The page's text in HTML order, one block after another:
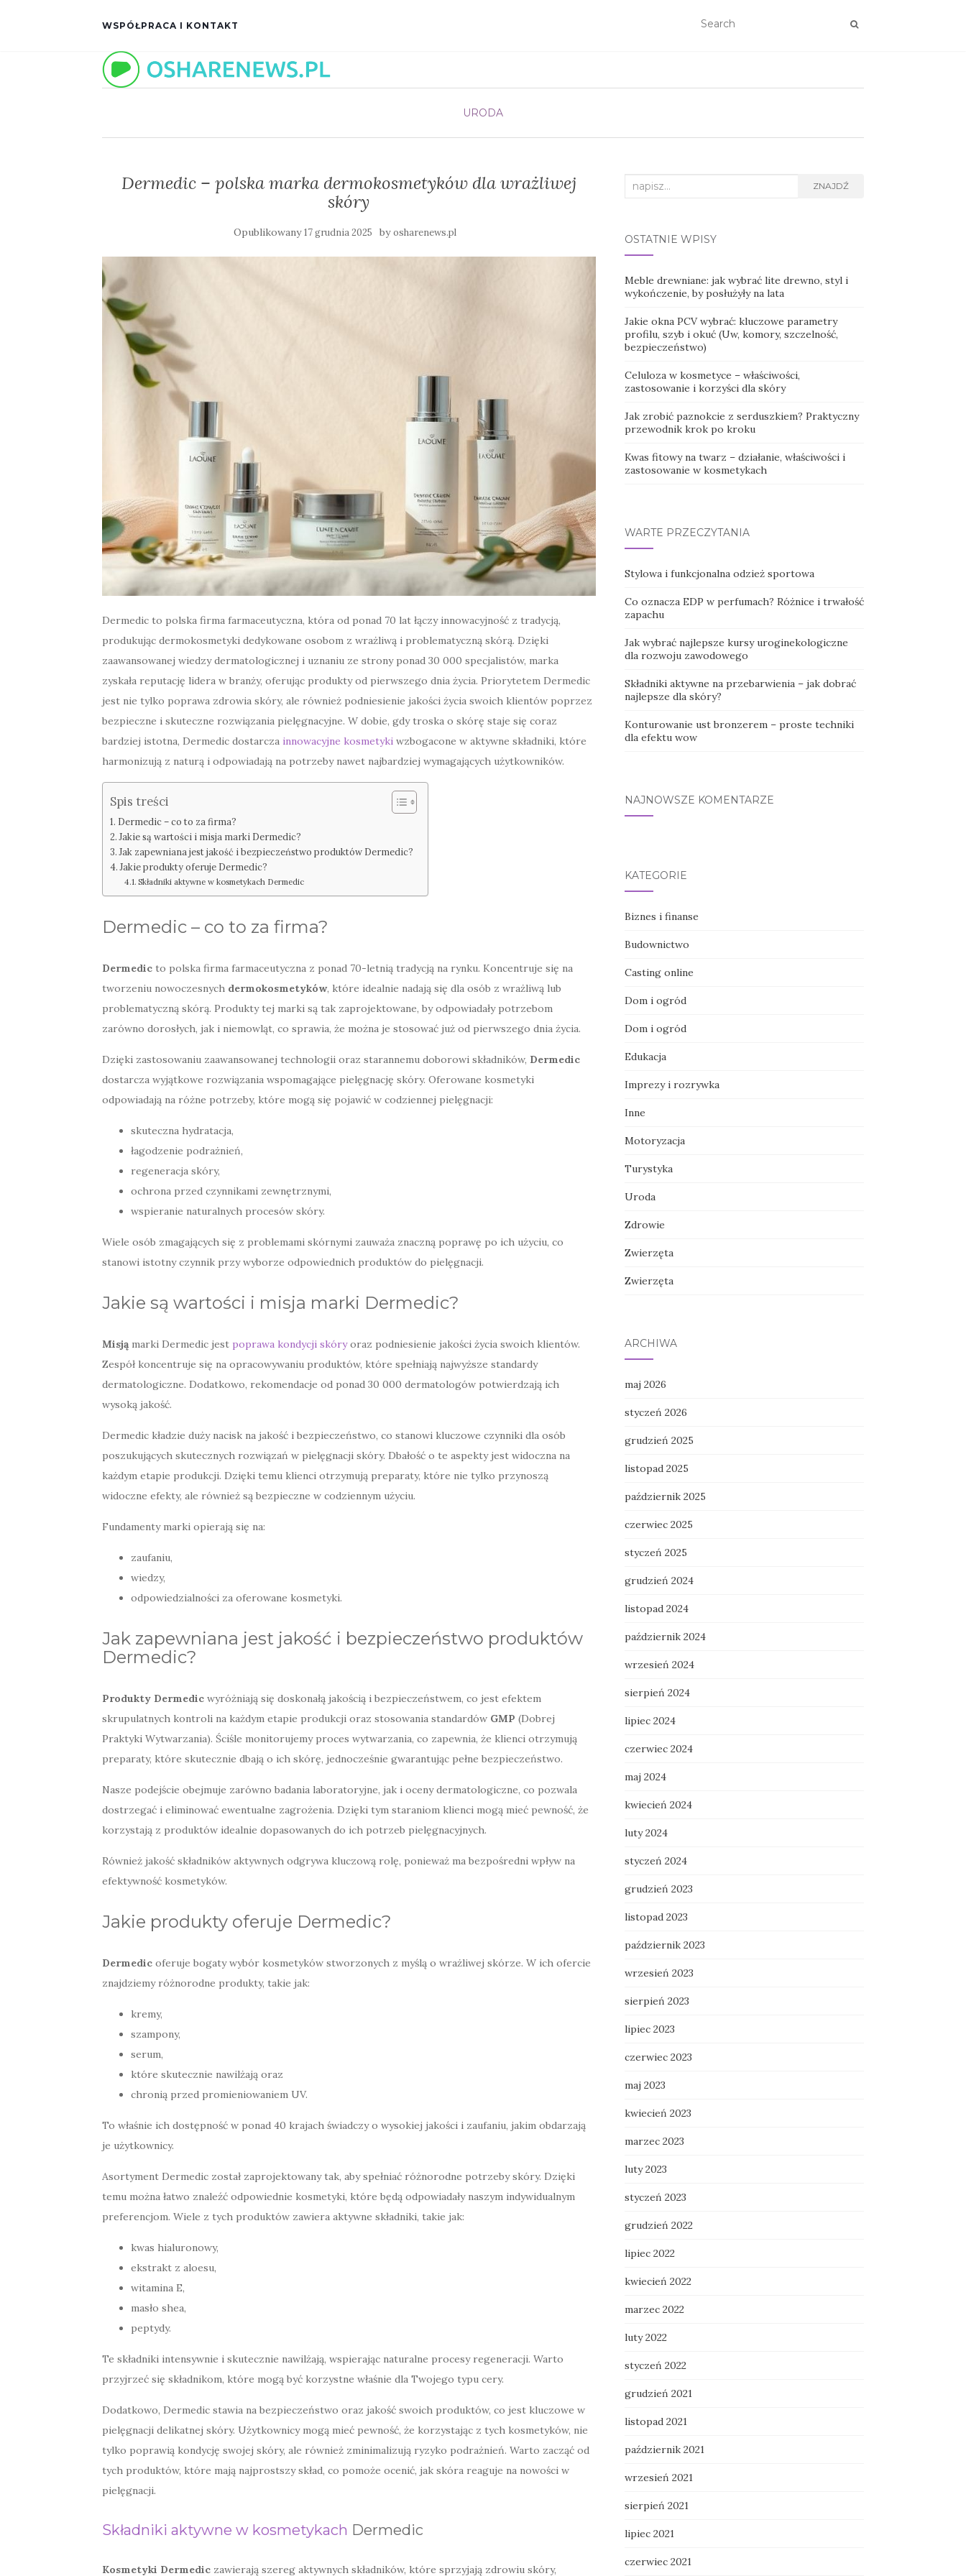
WSPÓŁPRACA I KONTAKT
URODA
Dermedic – polska marka dermokosmetyków dla wrażliwej
skóry
Opublikowany17 grudnia 2025 byosharenews.pl
Dermedic to polska firma farmaceutyczna, która od ponad 70 lat łączy innowacyjność z tradycją,
produkując dermokosmetyki dedykowane osobom z wrażliwą i problematyczną skórą. Dzięki
zaawansowanej wiedzy dermatologicznej i uznaniu ze strony ponad 30 000 specjalistów, marka
zyskała reputację lidera w branży, oferując produkty od pierwszego dnia życia. Priorytetem Dermedic
jest nie tylko poprawa zdrowia skóry, ale również podniesienie jakości życia swoich klientów poprzez
bezpieczne i skuteczne rozwiązania pielęgnacyjne. W dobie, gdy troska o skórę staje się coraz
bardziej istotna, Dermedic dostarcza innowacyjne kosmetyki wzbogacone w aktywne składniki, które
harmonizują z naturą i odpowiadają na potrzeby nawet najbardziej wymagających użytkowników.
Spis treści
Dermedic – co to za firma?
Jakie są wartości i misja marki Dermedic?
Jak zapewniana jest jakość i bezpieczeństwo produktów Dermedic?
Jakie produkty oferuje Dermedic?
Składniki aktywne w kosmetykach Dermedic
Dermedic – co to za firma?
Dermedic to polska firma farmaceutyczna z ponad 70-letnią tradycją na rynku. Koncentruje się na
tworzeniu nowoczesnych dermokosmetyków, które idealnie nadają się dla osób z wrażliwą lub
problematyczną skórą. Produkty tej marki są tak zaprojektowane, by odpowiadały potrzebom
zarówno dorosłych, jak i niemowląt, co sprawia, że można je stosować już od pierwszego dnia życia.
Dzięki zastosowaniu zaawansowanej technologii oraz starannemu doborowi składników, Dermedic
dostarcza wyjątkowe rozwiązania wspomagające pielęgnację skóry. Oferowane kosmetyki
odpowiadają na różne potrzeby, które mogą się pojawić w codziennej pielęgnacji:
skuteczna hydratacja,
łagodzenie podrażnień,
regeneracja skóry,
ochrona przed czynnikami zewnętrznymi,
wspieranie naturalnych procesów skóry.
Wiele osób zmagających się z problemami skórnymi zauważa znaczną poprawę po ich użyciu, co
stanowi istotny czynnik przy wyborze odpowiednich produktów do pielęgnacji.
Jakie są wartości i misja marki Dermedic?
Misją marki Dermedic jest poprawa kondycji skóryoraz podniesienie jakości życia swoich klientów.
Zespół koncentruje się na opracowywaniu produktów, które spełniają najwyższe standardy
dermatologiczne. Dodatkowo, rekomendacje od ponad 30 000 dermatologów potwierdzają ich
wysoką jakość.
Dermedic kładzie duży nacisk na jakość i bezpieczeństwo, co stanowi kluczowe czynniki dla osób
poszukujących skutecznych rozwiązań w pielęgnacji skóry. Dbałość o te aspekty jest widoczna na
każdym etapie produkcji. Dzięki temu klienci otrzymują preparaty, które nie tylko przynoszą
widoczne efekty, ale również są bezpieczne w codziennym użyciu.
Fundamenty marki opierają się na:
zaufaniu,
wiedzy,
odpowiedzialności za oferowane kosmetyki.
Jak zapewniana jest jakość i bezpieczeństwo produktów
Dermedic?
Produkty Dermedic wyróżniają się doskonałą jakością i bezpieczeństwem, co jest efektem
skrupulatnych kontroli na każdym etapie produkcji oraz stosowania standardów GMP (Dobrej
Praktyki Wytwarzania). Ściśle monitorujemy proces wytwarzania, co zapewnia, że klienci otrzymują
preparaty, które skutecznie dbają o ich skórę, jednocześnie gwarantując pełne bezpieczeństwo.
Nasze podejście obejmuje zarówno badania laboratoryjne, jak i oceny dermatologiczne, co pozwala
dostrzegać i eliminować ewentualne zagrożenia. Dzięki tym staraniom klienci mogą mieć pewność, że
korzystają z produktów idealnie dopasowanych do ich potrzeb pielęgnacyjnych.
Również jakość składników aktywnych odgrywa kluczową rolę, ponieważ ma bezpośredni wpływ na
efektywność kosmetyków.
Jakie produkty oferuje Dermedic?
Dermedic oferuje bogaty wybór kosmetyków stworzonych z myślą o wrażliwej skórze. W ich ofercie
znajdziemy różnorodne produkty, takie jak:
kremy,
szampony,
serum,
które skutecznie nawilżają oraz
chronią przed promieniowaniem UV.
To właśnie ich dostępność w ponad 40 krajach świadczy o wysokiej jakości i zaufaniu, jakim obdarzają
je użytkownicy.
Asortyment Dermedic został zaprojektowany tak, aby spełniać różnorodne potrzeby skóry. Dzięki
temu można łatwo znaleźć odpowiednie kosmetyki, które będą odpowiadały naszym indywidualnym
preferencjom. Wiele z tych produktów zawiera aktywne składniki, takie jak:
kwas hialuronowy,
ekstrakt z aloesu,
witamina E,
masło shea,
peptydy.
Te składniki intensywnie i skutecznie nawilżają, wspierając naturalne procesy regeneracji. Warto
przyjrzeć się składnikom, które mogą być korzystne właśnie dla Twojego typu cery.
Dodatkowo, Dermedic stawia na bezpieczeństwo oraz jakość swoich produktów, co jest kluczowe w
pielęgnacji delikatnej skóry. Użytkownicy mogą mieć pewność, że korzystając z tych kosmetyków, nie
tylko poprawią kondycję swojej skóry, ale również zminimalizują ryzyko podrażnień. Warto zacząć od
tych produktów, które mają najprostszy skład, co pomoże ocenić, jak skóra reaguje na nowości w
pielęgnacji.
Składniki aktywne w kosmetykach Dermedic
Kosmetyki Dermedic zawierają szereg aktywnych składników, które sprzyjają zdrowiu skóry,
Search
ZNAJDŹ
OSTATNIE WPISY
Meble drewniane: jak wybrać lite drewno, styl i
wykończenie, by posłużyły na lata
Jakie okna PCV wybrać: kluczowe parametry
profilu, szyb i okuć (Uw, komory, szczelność,
bezpieczeństwo)
Celuloza w kosmetyce – właściwości,
zastosowanie i korzyści dla skóry
Jak zrobić paznokcie z serduszkiem? Praktyczny
przewodnik krok po kroku
Kwas fitowy na twarz – działanie, właściwości i
zastosowanie w kosmetykach
WARTE PRZECZYTANIA
Stylowa i funkcjonalna odzież sportowa
Co oznacza EDP w perfumach? Różnice i trwałość
zapachu
Jak wybrać najlepsze kursy uroginekologiczne
dla rozwoju zawodowego
Składniki aktywne na przebarwienia – jak dobrać
najlepsze dla skóry?
Konturowanie ust bronzerem – proste techniki
dla efektu wow
NAJNOWSZE KOMENTARZE
KATEGORIE
Biznes i finanse
Budownictwo
Casting online
Dom i ogród
Dom i ogród
Edukacja
Imprezy i rozrywka
Inne
Motoryzacja
Turystyka
Uroda
Zdrowie
Zwierzęta
Zwierzęta
ARCHIWA
maj 2026
styczeń 2026
grudzień 2025
listopad 2025
październik 2025
czerwiec 2025
styczeń 2025
grudzień 2024
listopad 2024
październik 2024
wrzesień 2024
sierpień 2024
lipiec 2024
czerwiec 2024
maj 2024
kwiecień 2024
luty 2024
styczeń 2024
grudzień 2023
listopad 2023
październik 2023
wrzesień 2023
sierpień 2023
lipiec 2023
czerwiec 2023
maj 2023
kwiecień 2023
marzec 2023
luty 2023
styczeń 2023
grudzień 2022
lipiec 2022
kwiecień 2022
marzec 2022
luty 2022
styczeń 2022
grudzień 2021
listopad 2021
październik 2021
wrzesień 2021
sierpień 2021
lipiec 2021
czerwiec 2021